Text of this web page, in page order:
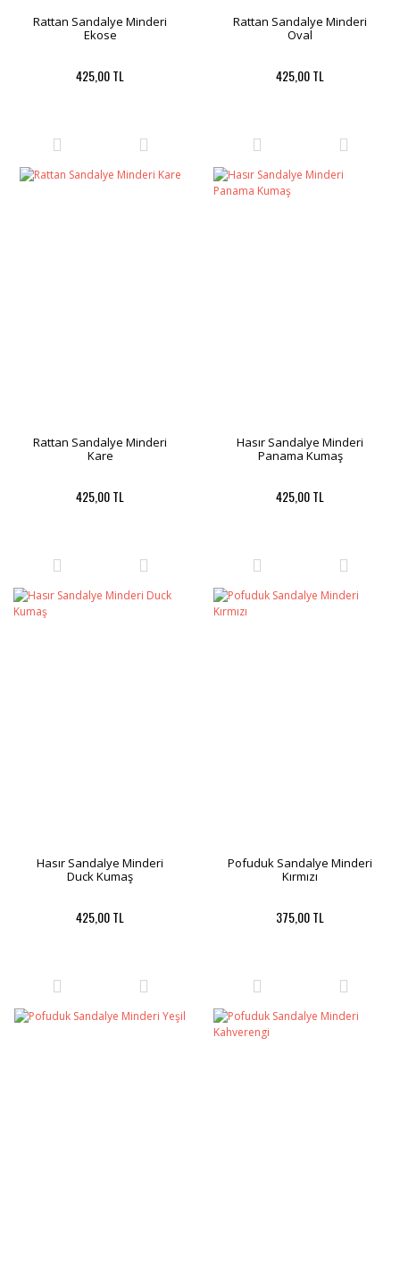
Rattan Sandalye Minderi
Ekose
425,00 TL
Rattan Sandalye Minderi
Oval
425,00 TL
Rattan Sandalye Minderi
Kare
425,00 TL
Hasır Sandalye Minderi
Panama Kumaş
425,00 TL
Hasır Sandalye Minderi
Duck Kumaş
425,00 TL
Pofuduk Sandalye Minderi
Kırmızı
375,00 TL